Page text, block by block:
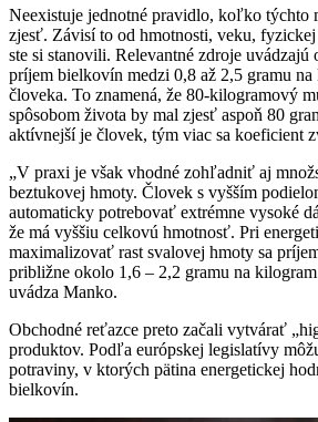
Neexistuje jednotné pravidlo, koľko týchto
zjesť. Závisí to od hmotnosti, veku,
ste si stanovili. Relevantné zdroje uvádzajú
príjem bielkovín medzi 0,8 až 2,5 gramu
človeka. To znamená, že 80-kilogramový
spôsobom života by mal zjesť aspoň 80
aktívnejší je človek, tým viac sa koeficient
„V praxi je však vhodné zohľadniť aj
beztukovej hmoty. Človek s vyšším
automaticky potrebovať extrémne vysoké
že má vyššiu celkovú hmotnosť. Pri
maximalizovať rast svalovej hmoty sa
približne okolo 1,6 – 2,2 gramu na
uvádza Manko.
Obchodné reťazce preto začali vytvárať
produktov. Podľa európskej legislatívy
potraviny, v ktorých pätina energetickej
bielkovín.